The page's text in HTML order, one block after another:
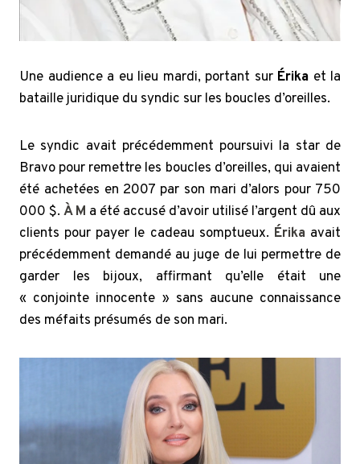
Une audience a eu lieu mardi, portant sur Érika et la
bataille juridique du syndic sur les boucles d’oreilles.
Le syndic avait précédemment poursuivi la star de
Bravo pour remettre les boucles d’oreilles, qui avaient
été achetées en 2007 par son mari d’alors pour 750
000 $. À M a été accusé d’avoir utilisé l’argent dû aux
clients pour payer le cadeau somptueux. Érika avait
précédemment demandé au juge de lui permettre de
garder les bijoux, affirmant qu’elle était une
« conjointe innocente » sans aucune connaissance
des méfaits présumés de son mari.